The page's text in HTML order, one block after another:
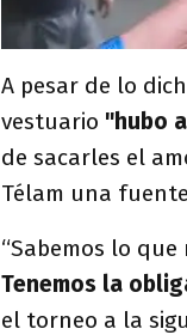
A pesar de lo
vestuario "hubo
de sacarles el
Télam una
“Sabemos lo
Tenemos la
el torneo a la